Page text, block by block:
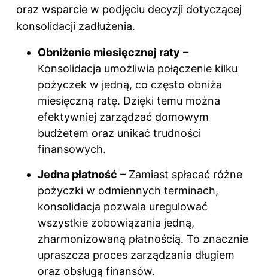
oraz wsparcie w podjęciu decyzji dotyczącej
konsolidacji zadłużenia.
Obniżenie miesięcznej raty –
Konsolidacja umożliwia połączenie kilku
pożyczek w jedną, co często obniża
miesięczną ratę. Dzięki temu można
efektywniej zarządzać domowym
budżetem oraz unikać trudności
finansowych.
Jedna płatność – Zamiast spłacać różne
pożyczki w odmiennych terminach,
konsolidacja pozwala uregulować
wszystkie zobowiązania jedną,
zharmonizowaną płatnością. To znacznie
upraszcza proces zarządzania długiem
oraz obsługą finansów.